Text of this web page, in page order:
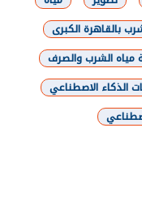
بالقاهرة الكبرى
مياه الشرب والصرف
الذكاء الاصطناعي